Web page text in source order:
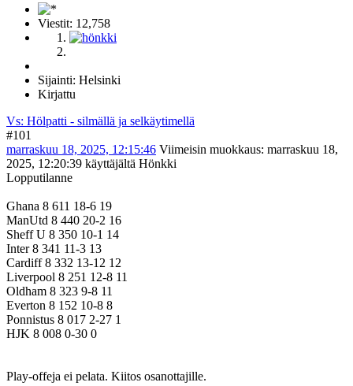
Viestit: 12,758
Sijainti: Helsinki
Kirjattu
Vs: Hölpatti - silmällä ja selkäytimellä
#101
marraskuu 18, 2025, 12:15:46 Viimeisin muokkaus: marraskuu 18,
2025, 12:20:39 käyttäjältä Hönkki
Lopputilanne
Ghana 8 611 18-6 19
ManUtd 8 440 20-2 16
Sheff U 8 350 10-1 14
Inter 8 341 11-3 13
Cardiff 8 332 13-12 12
Liverpool 8 251 12-8 11
Oldham 8 323 9-8 11
Everton 8 152 10-8 8
Ponnistus 8 017 2-27 1
HJK 8 008 0-30 0
Play-offeja ei pelata. Kiitos osanottajille.